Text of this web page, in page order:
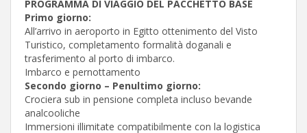
PROGRAMMA DI VIAGGIO DEL PACCHETTO BASE
Primo giorno:
All’arrivo in aeroporto in Egitto ottenimento del Visto
Turistico, completamento formalità doganali e
trasferimento al porto di imbarco.
Imbarco e pernottamento
Secondo giorno – Penultimo giorno:
Crociera sub in pensione completa incluso bevande
analcooliche
Immersioni illimitate compatibilmente con la logistica